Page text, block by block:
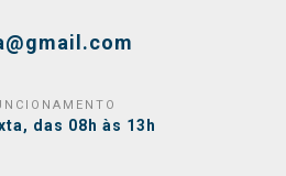
das 08h às 13h